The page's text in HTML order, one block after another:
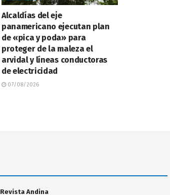
Alcaldías del eje
panamericano ejecutan plan
de «pica y poda» para
proteger de la maleza el
arvidal y líneas conductoras
de electricidad
07/08/2026
Revista Andina